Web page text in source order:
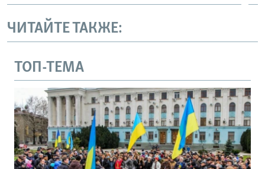
ЧИТАЙТЕ ТАКЖЕ:
ТОП-ТЕМА